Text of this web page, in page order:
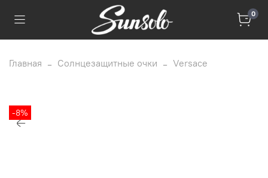
0
Главная Солнцезащитные очки Versace
-8%